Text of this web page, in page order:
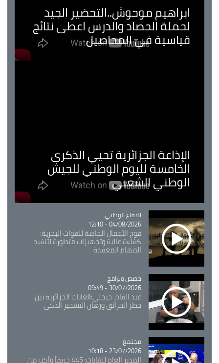
ابراهيم موحوش..التحضير الجيد
لحملة الحصاد والدرس اعطى نتائج
قياسية في المحاصيل
الإذاعة الجزائرية تحيي الذكرى
الخامسة لليوم الوطني للجيش
الوطني الشعبي
Catégorie
الدفاع الوطني
04/08/2026 - 12:10
فوج الأعمال الخاصة للقوات البحرية:
كفاءة عالية وتجهيزات متطورة لتنفيذ
المهام المعقدة
Catégorie
حصص وبرامج
30/07/2026 - 09:49
عبد القادر جيجلي:الغابات الجزائرية بين
خطر الحرائق ورهان التشجير الذكي
Catégorie
مجتمع
23/07/2026 - 10:18
المدير العام للغابات: 445 حريقاً وأكثر من